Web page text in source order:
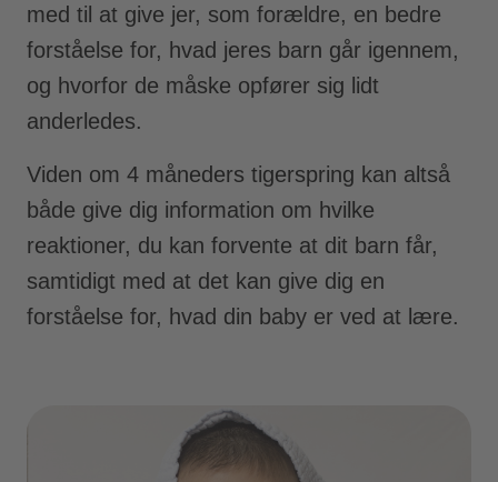
med til at give jer, som forældre, en bedre
forståelse for, hvad jeres barn går igennem,
og hvorfor de måske opfører sig lidt
anderledes.
Viden om 4 måneders tigerspring kan altså
både give dig information om hvilke
reaktioner, du kan forvente at dit barn får,
samtidigt med at det kan give dig en
forståelse for, hvad din baby er ved at lære.